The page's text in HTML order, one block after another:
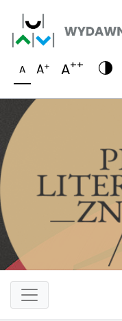
A A+ A++